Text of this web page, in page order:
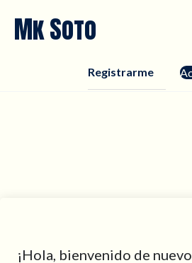
Mk Soto
Registrarme
¡Hola, bienvenido de